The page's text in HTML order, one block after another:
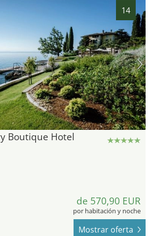
14
Boutique Hotel
de 570,90 EUR
por habitación y noche
Mostrar oferta